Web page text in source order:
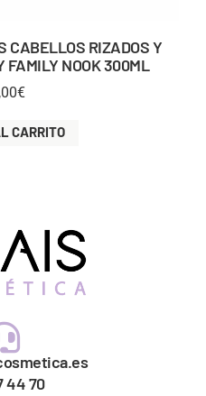
CABELLOS RIZADOS Y
FAMILY NOOK 300ML
€
CARRITO
44 70